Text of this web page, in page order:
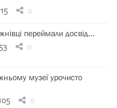
0
переймали досвід…
0
музеї урочисто
0